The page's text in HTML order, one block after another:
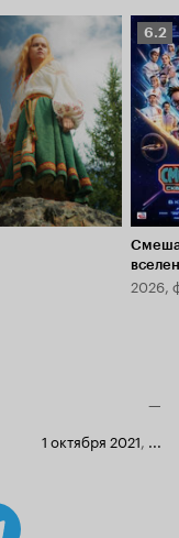
6.2
6.2
2026,
—
1 октября 2021